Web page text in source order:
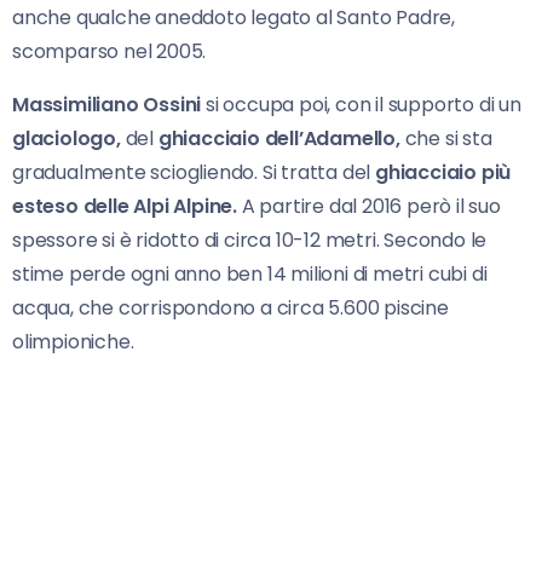
anche qualche aneddoto legato al Santo Padre,
scomparso nel 2005.
Massimiliano Ossinisi occupa poi, con il supporto di un
glaciologo,del ghiacciaio dell’Adamello,che si sta
gradualmente sciogliendo. Si tratta del ghiacciaio più
esteso delle Alpi Alpine.A partire dal 2016 però il suo
spessore si è ridotto di circa 10-12 metri. Secondo le
stime perde ogni anno ben 14 milioni di metri cubi di
acqua, che corrispondono a circa 5.600 piscine
olimpioniche.